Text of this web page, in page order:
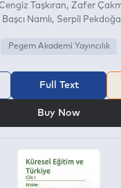
Cengiz Taşkıran Zafer
Namlı Serpil
Pegem Akademi Yayıncılık
Full Text
Buy Now